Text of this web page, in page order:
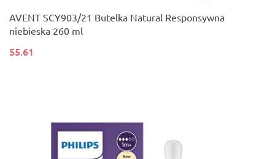
AVENT SCY903/21 Butelka Natural Responsywna
niebieska 260 ml
55.61